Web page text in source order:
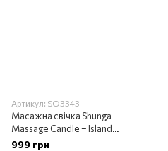
Артикул: SO3343
Масажна свічка Shunga
Massage Candle – Island
Blossoms (170 мл)
999 грн